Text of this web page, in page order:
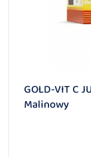
GOLD-VIT C
Malinowy